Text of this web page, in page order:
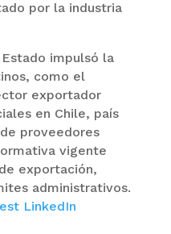
por la industria
impulsó la
como el
exportador
en Chile, país
proveedores
vigente
exportación,
administrativos.
LinkedIn